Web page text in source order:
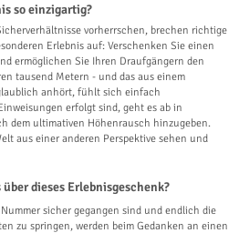
so einzigartig?
vorherrschen, brechen richtige
Erlebnis auf: Verschenken Sie einen
ermöglichen Sie Ihren Draufgängern den
tausend Metern - und das aus einem
anhört, fühlt sich einfach
erfolgt sind, geht es ab in
dem ultimativen Höhenrausch hinzugeben.
aus einer anderen Perspektive sehen und
dieses Erlebnisgeschenk?
sicher gegangen sind und endlich die
zu springen, werden beim Gedanken an einen